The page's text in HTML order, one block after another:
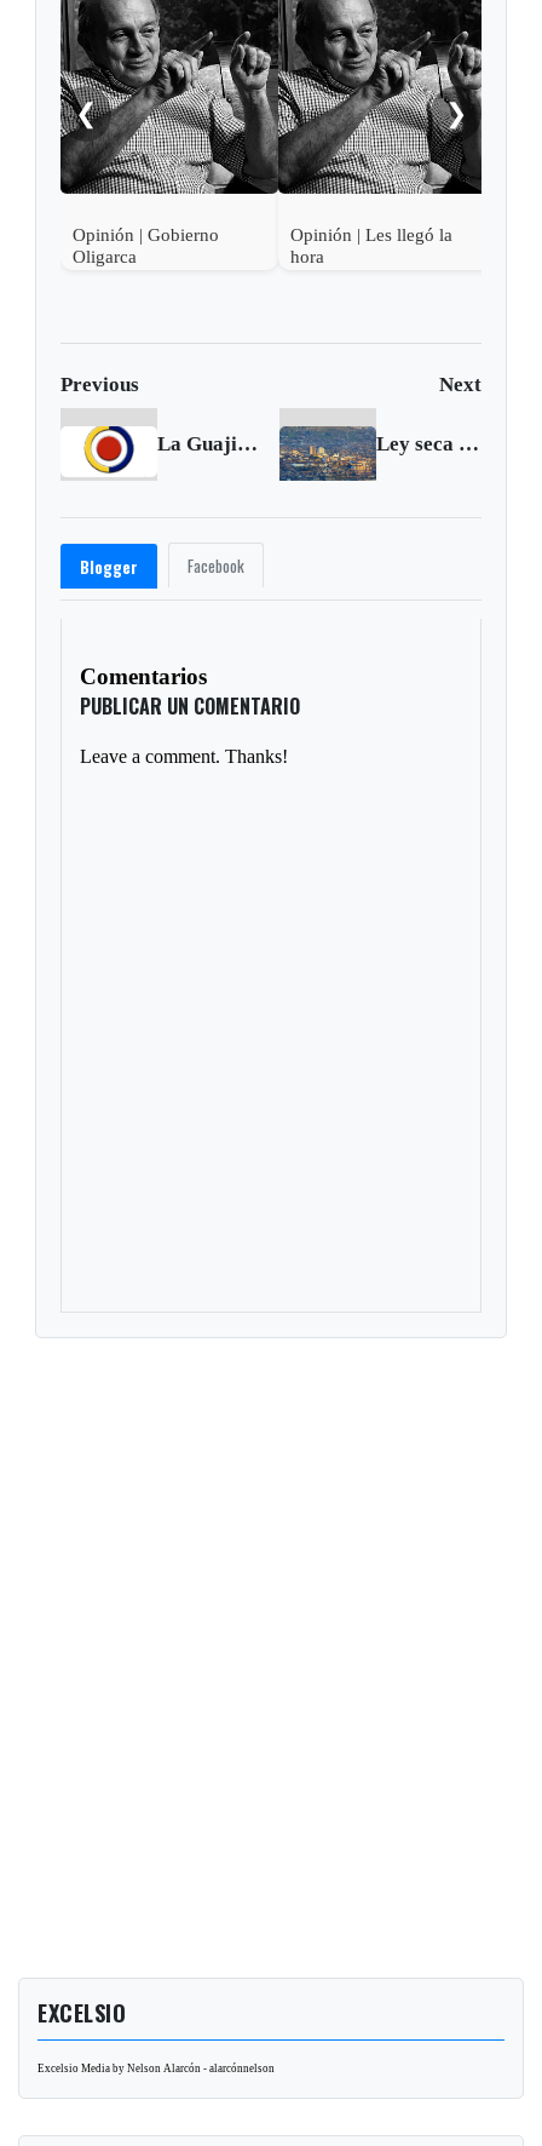
❮
Opinión | Gobierno
Oligarca
Opinión | Les llegó la
hora
❯
Previous Next
La Guajira tiene las mayores irregularidades en el manejo del Plan de Alimentación Escolar Ley seca en Tunja por elecciones comunales
Blogger Facebook
Comentarios
PUBLICAR UN COMENTARIO
Leave a comment. Thanks!
EXCELSIO
Excelsio Media by Nelson Alarcón - alarcónnelson